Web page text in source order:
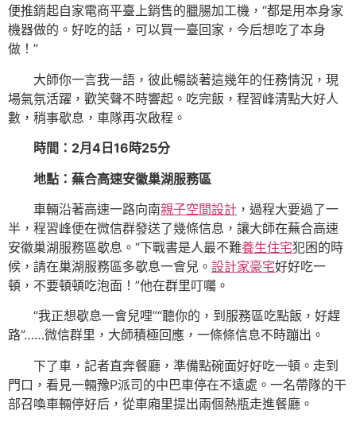
便推銷起自家電商平臺上銷售的臘腸加工機，“都是用本身家
機器做的。好吃的話，可以買一臺回家，今后想吃了本身
做！”
大師你一言我一語，彼此暢談著這幾年的任務情況，現
場氣氛活躍，歡笑聲不時響起。吃完飯，程習峰清點大好人
數，稍事歇息，車隊再次啟程。
時間：2月4日16時25分
地點：蕪合高速安徽巢湖服務區
車輛沿著高速一路向南親子空間設計 ，過程大要過了一
半，程習峰便在微信群發送了幾條信息，讓大師在蕪合高速
安徽巢湖服務區歇息。“下戰書是人最不難養生住宅犯困的時
候，請在巢湖服務區多歇息一會兒。 設計家豪宅好好吃一
頓，不要頓頓吃泡面！”他在群里叮囑。
“我正想歇息一會兒哩”“聽你的，到服務區吃點飯，好趕
路”……微信群里，大師積極回應，一條條信息不時蹦出。
下了車，記者直奔餐廳，準備點碗面好好吃一頓。走到
門口，看見一輛豫P派司的中巴車停在不遠處。一名帶隊的干
部召喚車輛停好后，從車廂里提出兩個熱瓶走進餐廳。